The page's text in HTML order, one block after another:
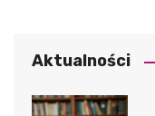
Aktualności